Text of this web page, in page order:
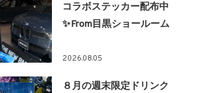
コラボステッカー配布中
✨From目黒ショールーム
2026.08.05
８月の週末限定ドリンク